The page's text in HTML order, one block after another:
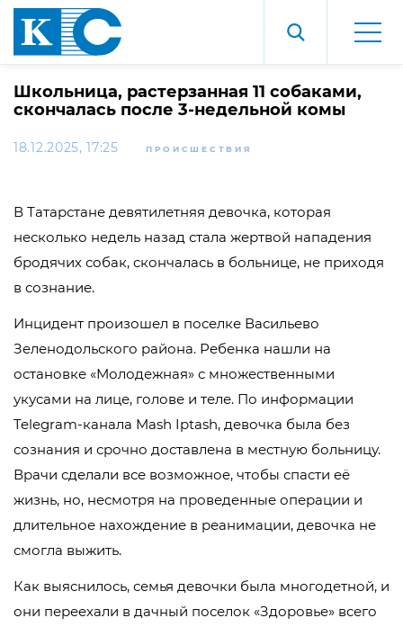
Школьница, растерзанная 11 собаками,
скончалась после 3-недельной комы
18.12.2025, 17:25 ПРОИСШЕСТВИЯ
В Татарстане девятилетняя девочка, которая
несколько недель назад стала жертвой нападения
бродячих собак, скончалась в больнице, не приходя
в сознание.
Инцидент произошел в поселке Васильево
Зеленодольского района. Ребенка нашли на
остановке «Молодежная» с множественными
укусами на лице, голове и теле. По информации
Telegram-канала Mash Iptash, девочка была без
сознания и срочно доставлена в местную больницу.
Врачи сделали все возможное, чтобы спасти её
жизнь, но, несмотря на проведенные операции и
длительное нахождение в реанимации, девочка не
смогла выжить.
Как выяснилось, семья девочки была многодетной, и
они переехали в дачный поселок «Здоровье» всего